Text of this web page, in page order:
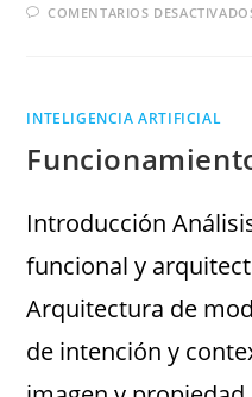
COMENTARIOS
INTELIGENCIA ARTIFICIAL
Introducción
funcional y
Arquitectura de
de intención y